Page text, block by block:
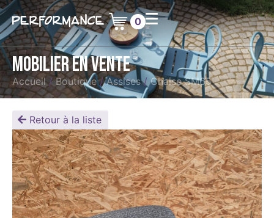
0
Mobilier en vente
Accueil / Boutique / Assises / Chaise SM65
Retour à la liste